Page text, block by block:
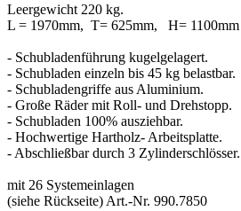
Leergewicht 220 kg.
L = 1970mm, T= 625mm, H= 1100mm
- Schubladenführung kugelgelagert.
- Schubladen einzeln bis 45 kg belastbar.
- Schubladengriffe aus Aluminium.
- Große Räder mit Roll- und Drehstopp.
- Schubladen 100% ausziehbar.
- Hochwertige Hartholz- Arbeitsplatte.
- Abschließbar durch 3 Zylinderschlösser.
mit 26 Systemeinlagen
(siehe Rückseite) Art.-Nr. 990.7850